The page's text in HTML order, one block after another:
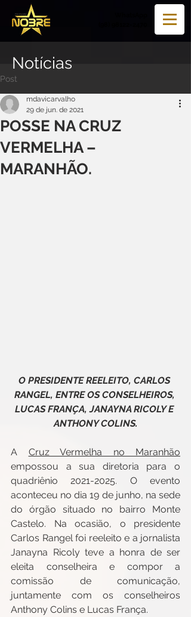
Post
POSSE NA CRUZ
VERMELHA –
MARANHÃO.
mdavicarvalho
29 de jun. de 2021
O PRESIDENTE REELEITO, CARLOS
RANGEL, ENTRE OS CONSELHEIROS,
LUCAS FRANÇA, JANAYNA RICOLY E
ANTHONY COLINS.
A Cruz Vermelha no Maranhão
empossou a sua diretoria para o
quadriênio 2021-2025. O evento
aconteceu no dia 19 de junho, na sede
do órgão situado no bairro Monte
Castelo. Na ocasião, o presidente
Carlos Rangel foi reeleito e a jornalista
Janayna Ricoly teve a honra de ser
eleita conselheira e compor a
comissão de comunicação,
juntamente com os conselheiros
Anthony Colins e Lucas França.
Notícias